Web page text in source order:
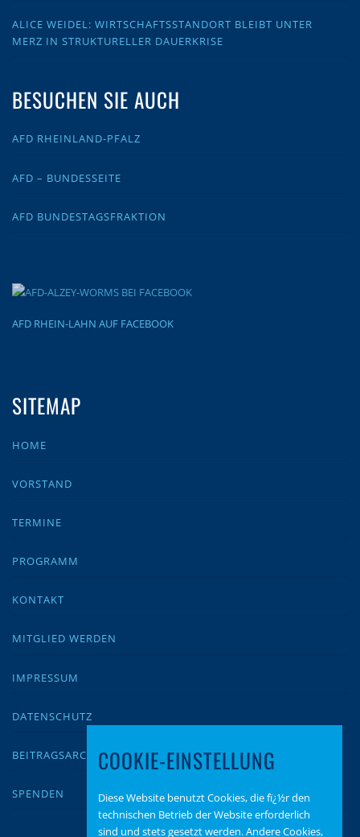
ALICE WEIDEL: WIRTSCHAFTSSTANDORT BLEIBT UNTER
MERZ IN STRUKTURELLER DAUERKRISE
BESUCHEN SIE AUCH
AFD RHEINLAND-PFALZ
AFD – BUNDESSEITE
AFD BUNDESTAGSFRAKTION
AFD RHEIN-LAHN AUF FACEBOOK
SITEMAP
HOME
VORSTAND
TERMINE
PROGRAMM
KONTAKT
MITGLIED WERDEN
IMPRESSUM
DATENSCHUTZ
BEITRAGSARCHIV
SPENDEN
COOKIE-EINSTELLUNG
Diese Website benutzt Cookies, die fï¿½r den
technischen Betrieb der Website erforderlich
sind und stets gesetzt werden. Andere Cookies,